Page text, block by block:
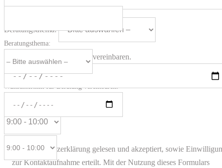
Beratungsthema:
Wunschtermin für Beratung vereinbaren.
Datenschutzerklärung gelesen und akzeptiert, sowie
zur Kontaktaufnahme erteilt. Mit der Nutzung dieses Formulars
Beratungsthema:
Wunschtermin für Beratung vereinbaren.